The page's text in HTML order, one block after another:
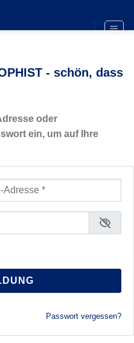
- schön, dass
oder
ein, um auf Ihre
Passwort vergessen?